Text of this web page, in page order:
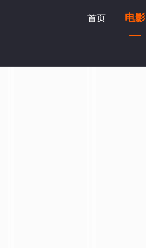
首页 电影